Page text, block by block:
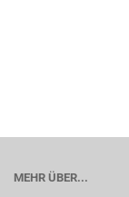
MEHR ÜBER...